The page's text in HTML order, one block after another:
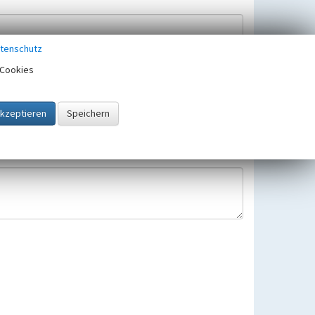
gespeichert und verwendet.
gültigen Europäischen